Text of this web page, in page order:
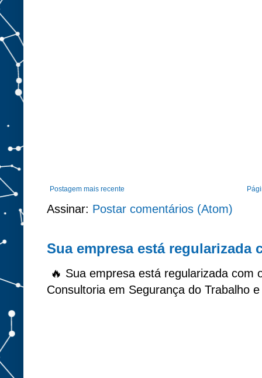
Postagem mais recente
Assinar: Postar comentários (Atom)
Sua empresa está regularizada
🔥 Sua empresa está regularizada com
Consultoria em Segurança do Trabalho